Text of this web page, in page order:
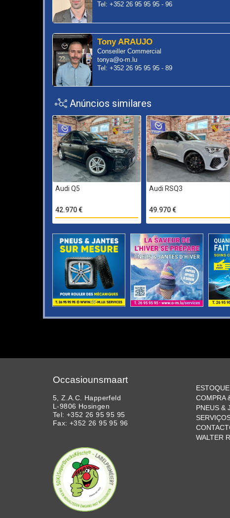
Tel: +352 26 95 95 95 - 96
Tony ARAUJO
Conseiller Commercial
tonya@o-m.lu
Tel: +352 26 95 95 95 - 89
Anúncios similares
Audi Q5
42.970 €
Audi RSQ3
49.970 €
Occasiounsmaart
5, Z.A.C. Happerfeld
L-9806 Hosingen
Tel: +352 26 95 95 95
Fax: +352 26 95 95 96
ESTOQUE
COMPRA
PNEUS &
WALTER